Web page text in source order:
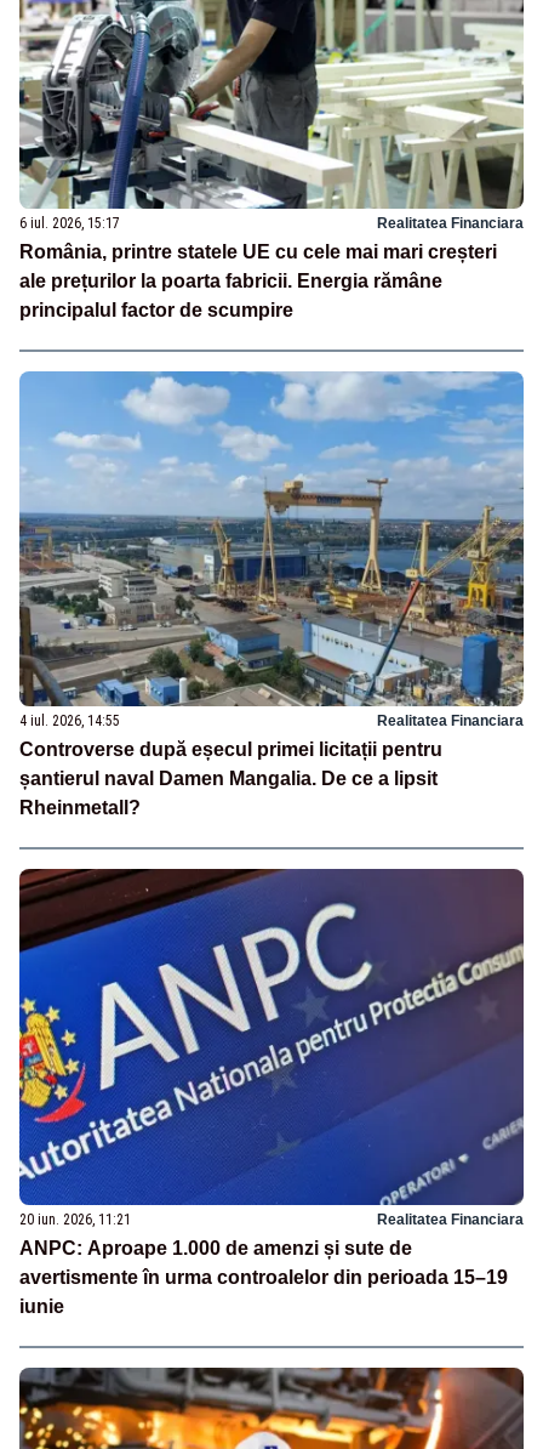
6 iul. 2026, 15:17 Realitatea Financiara
România, printre statele UE cu cele mai mari creșteri
ale prețurilor la poarta fabricii. Energia rămâne
principalul factor de scumpire
4 iul. 2026, 14:55 Realitatea Financiara
Controverse după eșecul primei licitații pentru
șantierul naval Damen Mangalia. De ce a lipsit
Rheinmetall?
20 iun. 2026, 11:21 Realitatea Financiara
ANPC: Aproape 1.000 de amenzi și sute de
avertismente în urma controalelor din perioada 15–19
iunie